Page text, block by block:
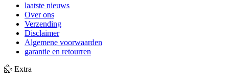
laatste nieuws
Over ons
Verzending
Disclaimer
Algemene voorwaarden
garantie en retourren
Extra